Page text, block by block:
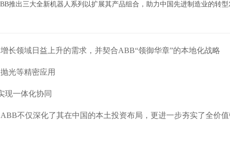
推出三大全新机器人系列以扩展其产品组合，助力中国先进制造业的转型
长领域日益上升的需求，并契合ABB“领御华章”的本地化战略
光等精密应用
现一体化协同
不仅深化了其在中国的本土投资布局，更进一步夯实了全价